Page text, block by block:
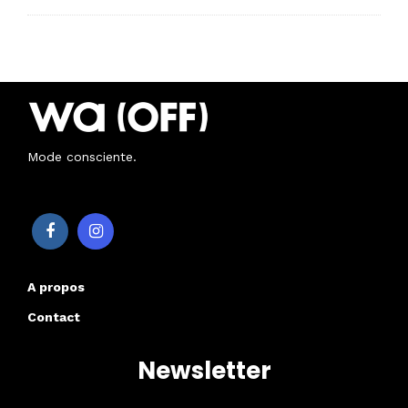
Mode consciente.
A propos
Contact
Newsletter